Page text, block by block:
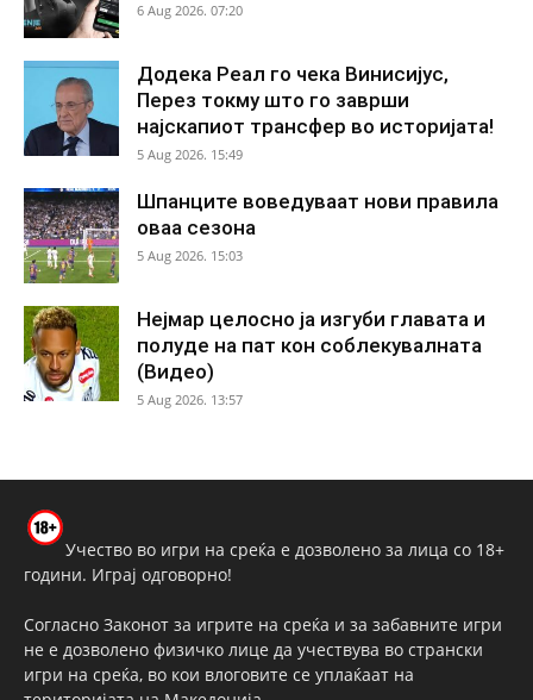
6 Aug 2026. 07:20
Додека Реал го чека Винисијус,
Перез токму што го заврши
најскапиот трансфер во историјата!
5 Aug 2026. 15:49
Шпанците воведуваат нови правила
оваа сезона
5 Aug 2026. 15:03
Нејмар целосно ја изгуби главата и
полуде на пат кон соблекувалната
(Видео)
5 Aug 2026. 13:57
Учество во игри на среќа е дозволено за лица со 18+
години. Играј одговорно!
Согласно Законот за игрите на среќа и за забавните игри
не е дозволено физичко лице да учествува во странски
игри на среќа, во кои влоговите се уплаќаат на